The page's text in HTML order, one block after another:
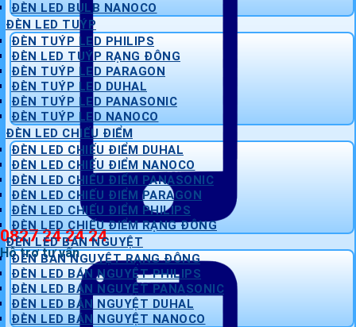
0827 24 24 24
Hỗ trợ tư vấn
ĐÈN LED BULB NANOCO
ĐÈN LED TUÝP
ĐÈN TUÝP LED PHILIPS
ĐÈN LED TUÝP RẠNG ĐÔNG
ĐÈN TUÝP LED PARAGON
ĐÈN TUÝP LED DUHAL
ĐÈN TUÝP LED PANASONIC
ĐÈN TUÝP LED NANOCO
ĐÈN LED CHIẾU ĐIỂM
ĐÈN LED CHIẾU ĐIỂM DUHAL
ĐÈN LED CHIẾU ĐIỂM NANOCO
ĐÈN LED CHIẾU ĐIỂM PANASONIC
ĐÈN LED CHIẾU ĐIỂM PARAGON
ĐÈN LED CHIẾU ĐIỂM PHILIPS
ĐÈN LED CHIẾU ĐIỂM RẠNG ĐÔNG
ĐÈN LED BÁN NGUYỆT
ĐÈN BÁN NGUYỆT RẠNG ĐÔNG
ĐÈN LED BÁN NGUYỆT PHILIPS
ĐÈN LED BÁN NGUYỆT PANASONIC
ĐÈN LED BÁN NGUYỆT DUHAL
ĐÈN LED BÁN NGUYỆT NANOCO